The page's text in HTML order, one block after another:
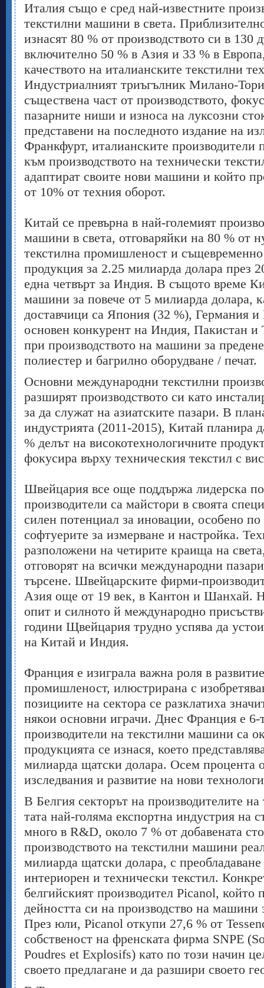
Италия също е сред най-известните
текстилни машини в света.
изнасят 80 % от производството си в 130
включително 50 % в Азия и 33 % в
качеството на италианските текстилни
Индустриалният триъгълник Милано-
съществена част от производството,
пазарните ниши и износа на луксозни
представени на последното издание на
Франкфурт, италианските производители
към производството на технически
адаптират своите нови машини и който
от 10% от техния оборот.
Китай се превърна в най-големият
машини в света, отговаряйки на 80 % от
текстилна промишленост и
продукция за 2.25 милиарда долара през
една четвърт за Индия. В същото време
машини за повече от 5 милиарда долара,
доставчици са Япония (32 %), Германия
основен конкурент на Индия, Пакистан
при производството на машини за
полиестер и багрилно оборудване / печат.
Основни международни текстилни
разширят производството си като
за да служат на азиатските пазари. В
индустрията (2011-2015), Китай планира
% делът на високотехнологичните
фокусира върху техническия текстил с
Швейцария все още поддържа лидерска
производители са майстори в своята
силен потенциал за иновации, особено
софтуерите за измерване и настройка.
разположени на четирите краища на
отговорят на всички международни
търсене. Швейцарските фирми-
Азия още от 19 век, в Кантон и Шанхай.
опит и силното й международно
години Щвейцария трудно успява да
на Китай и Индия.
Франция е изиграла важна роля в
промишленост, илюстрирана с
позициите на сектора се разклатиха
някои основни играчи. Днес Франция е 6-
производители на текстилни машини са
продукцията се изнася, което
милиарда щатски долара. Осем процента
изследвания и развитие на нови
В Белгия секторът на производителите
тата най-голяма експортна индустрия на
много в R&D, около 7 % от добавената
производството на текстилни машини
милиарда щатски долара, с
интериорен и технически текстил.
белгийският производител Picanol, който
дейността си на производство на машини
През юли, Picanol откупи 27,6 % от
собственост на френската фирма SNPE
Poudres et Explosifs) като по този начин
своето предлагане и да разшири своето